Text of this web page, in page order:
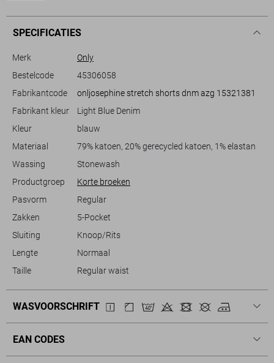
zomerdagen. De klassieke 5-pocket stijl en de knoop- en ritssluiting
geven deze shorts een tijdloze look.
Deze denim shorts zijn veelzijdig en ideaal voor diverse casual
shirt voor een relaxte dag in de stad of aan het strand. Met de regular
waist en de opgerolde zomen straal je een nonchalante stijl uit,
zonder in te boeten op comfort. Of je nu op zoek bent naar een
look, deze shorts zijn een uitstekende keuze.
SPECIFICATIES
Merk
Only
Bestelcode
45306058
Fabrikantcode
onljosephine stretch shorts dnm azg 15321381
Fabrikant kleur
Light Blue Denim
Kleur
blauw
Materiaal
79% katoen, 20% gerecycled katoen, 1% elastan
Wassing
Stonewash
Productgroep
Korte broeken
Pasvorm
Regular
Zakken
5-Pocket
Sluiting
Knoop/Rits
Lengte
Normaal
Taille
Regular waist
WASVOORSCHRIFT
EAN CODES